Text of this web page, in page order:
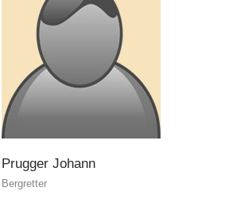
ATTIVITÁ
Prugger Johann
Bergretter